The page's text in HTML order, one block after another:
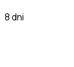
8 dni